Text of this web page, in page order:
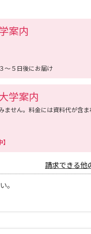
案内
～５日後にお届け
学案内
ません。料金には資料代が含ま
】
請求できる他
。